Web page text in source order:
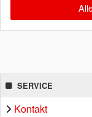
SERVICE
Kontakt